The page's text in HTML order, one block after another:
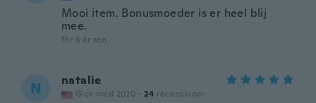
Mooi item. Bonusmoeder is er heel blij
mee.
för 6 år sen
N natalie
Gick med 2020 · 24 recensioner